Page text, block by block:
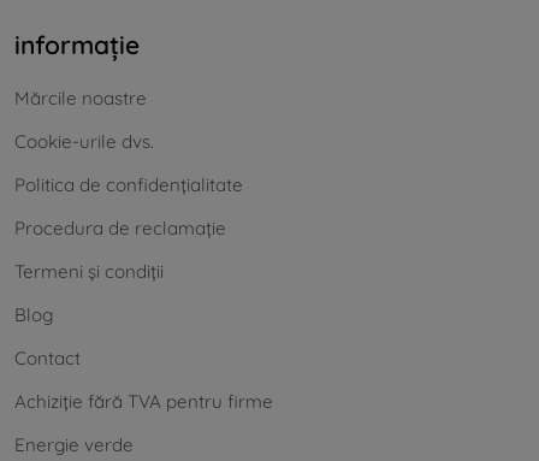
informație
Mărcile noastre
Cookie-urile dvs.
Politica de confidențialitate
Procedura de reclamație
Termeni și condiții
Blog
Contact
Achiziție fără TVA pentru firme
Energie verde